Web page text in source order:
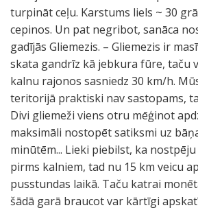
turpināt ceļu. Karstums liels ~ 30
cepinos. Un pat negribot, sanāca
gadījās Gliemezis. – Gliemezis ir
skata gandrīz kā jebkura fūre, taču
kalnu rajonos sasniedz 30 km/h.
teritorijā praktiski nav sastopams,
Divi gliemeži viens otru mēģinot
maksimāli nostopēt satiksmi uz
minūtēm... Lieki piebilst, ka
pirms kalniem, tad nu 15 km veicu
pusstundas laikā. Taču katrai
šādā garā braucot var kārtīgi